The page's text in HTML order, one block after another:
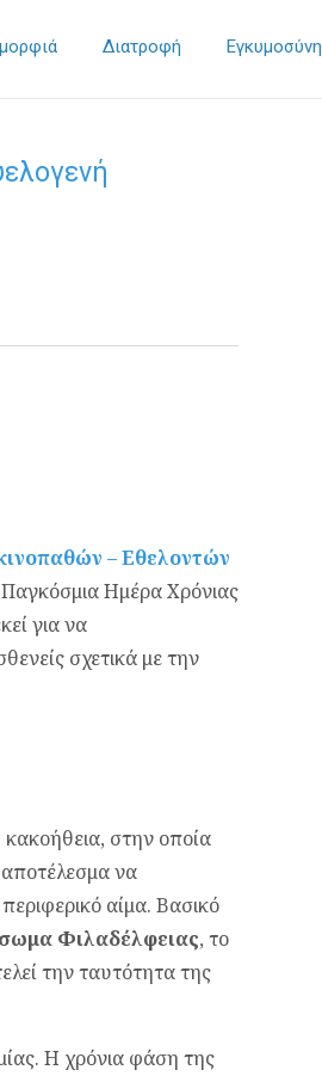
Διατροφή Εγκυμοσύνη
– Εθελοντών
Ημέρα Χρόνιας
για να
σχετικά με την
στην οποία
να
αίμα. Βασικό
Φιλαδέλφειας, το
την ταυτότητα της
Η χρόνια φάση της